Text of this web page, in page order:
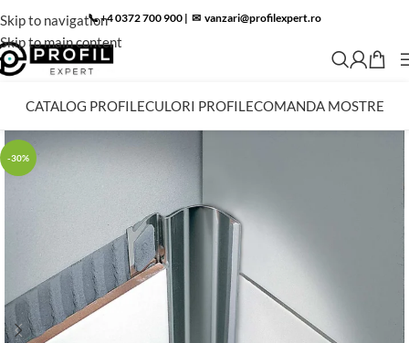
Skip to navigation
Skip to main content
📞 +4 0372 700 900 | ✉︎ vanzari@profilexpert.ro
CATALOG PROFILECULORI PROFILECOMANDA MOSTRE
-30%